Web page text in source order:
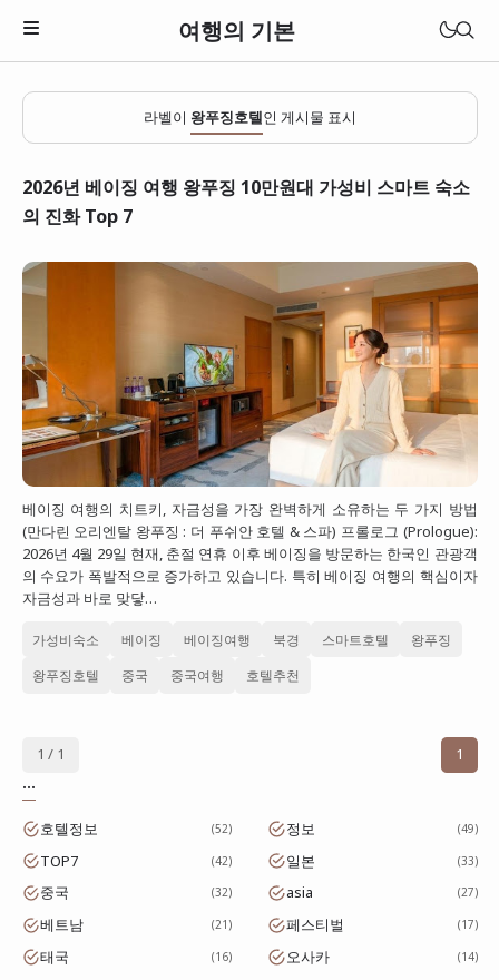
여행의 기본
일본
베트남
태국
대만
프랑스
이탈리아
스위스
스페인
라벨이 왕푸징호텔인 게시물 표시
2026년 베이징 여행 왕푸징 10만원대 가성비 스마트 숙소
의 진화 Top 7
베이징 여행의 치트키, 자금성을 가장 완벽하게 소유하는 두 가지 방법
(만다린 오리엔탈 왕푸징 : 더 푸쉬안 호텔 & 스파) 프롤로그 (Prologue):
2026년 4월 29일 현재, 춘절 연휴 이후 베이징을 방문하는 한국인 관광객
의 수요가 폭발적으로 증가하고 있습니다. 특히 베이징 여행의 핵심이자
자금성과 바로 맞닿…
가성비숙소 베이징 베이징여행 북경 스마트호텔 왕푸징
왕푸징호텔 중국 중국여행 호텔추천
1 / 1
1
...
호텔정보 52 정보 49
TOP7 42 일본 33
중국 32 asia 27
베트남 21 페스티벌 17
태국 16 오사카 14